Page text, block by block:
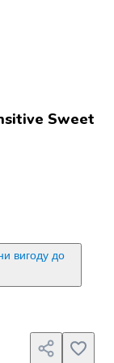
Sweet
вигоду до